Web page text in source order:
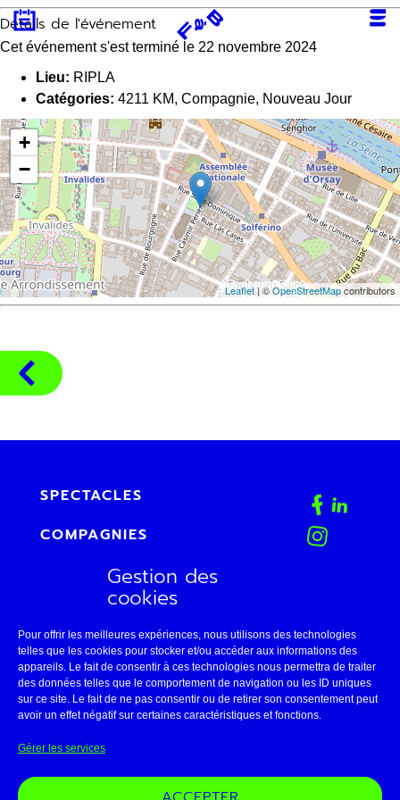
Gestion des
cookies
Pour offrir les meilleures expériences, nous utilisons des technologies
telles que les cookies pour stocker et/ou accéder aux informations des
appareils. Le fait de consentir à ces technologies nous permettra de traiter
des données telles que le comportement de navigation ou les ID uniques
sur ce site. Le fait de ne pas consentir ou de retirer son consentement peut
avoir un effet négatif sur certaines caractéristiques et fonctions.
Gérer les services
Aller
au
contenu
Détails de l'événement
Cet événement s'est terminé le 22 novembre 2024
Lieu: RIPLA
Catégories: 4211 KM, Compagnie, Nouveau Jour
+
−
Leaflet| ©OpenStreetMapcontributors
SPECTACLES
COMPAGNIES
AGENDA
CONTACT
ESPACE PRO